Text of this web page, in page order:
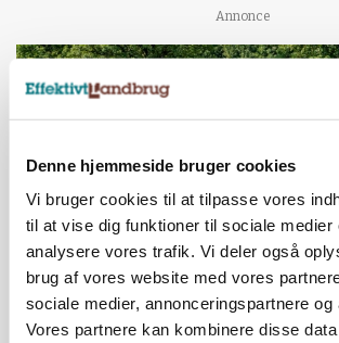
Denne hjemmeside bruger cookies
Vi bruger cookies til at tilpasse vores
til at vise dig funktioner til sociale medier
analysere vores trafik. Vi deler også
brug af vores website med vores
sociale medier, annonceringspartnere og
Vores partnere kan kombinere disse
Annonce
MASKINER
Forserie til selvkørende skårlægger